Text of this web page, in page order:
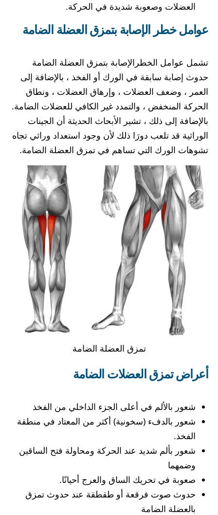
العضلات وصعوبة شديدة في الحركة.
عوامل خطر الإصابة بتمزق العضلة الضامة
تشمل عوامل الخطرالإصابة بتمزق العضلة الضامة
حدوث إصابة سابقة في الورك أو الفخذ ، بالإضافة إلى
العمر ، وضعف العضلات ، وإرهاق العضلات ، ونطاق
الحركة المنخفض ، والتمدد غير الكافي للعضلات الضامة.
بالإضافة إلى ذلك ، تشير الأبحاث الحديثة أن الجينات
الوراثية قد تلعب دورَا ذلك لأن وجود استعداد وراثي تجاه
تشوهات الورك التي تساهم في تمزق العضلة الضامة.
تمزق العضلة الضامة
أعراض تمزق العضلات الضامة
شعور بالألم في أعلى الجزء الداخلي من الفخذ
شعور بالدفء (سخونية) أكثر من المعتاد في منطقة
الفخذ.
شعور بألم شديد عند الحركة ومحاولة فتح الساقين
وضمهما
صعوبة في تحريك الساق والعرج أحيانًا.
حدوث صوت فرقعة أو طقطقة عند حدوث تمزق
بالعضلة الضامة